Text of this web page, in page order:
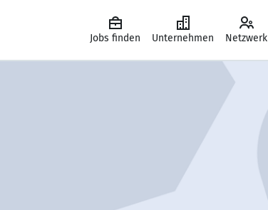
Jobs finden Unternehmen Netzwerk